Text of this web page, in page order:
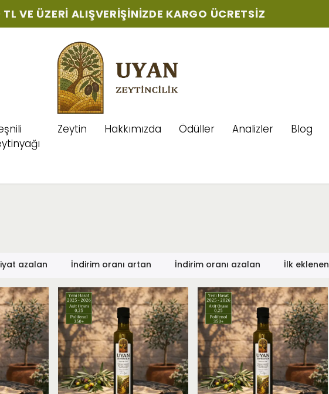
ÖDÜLLÜ SOĞUK SIKIM NATUREL SIZMA ZEYTINYAĞI
Zeytin Hakkımızda Ödüller Analizler Blog
azalan İndirim oranı artan İndirim oranı azalan İlk eklenen